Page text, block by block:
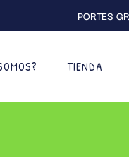
PORTES
TIENDA